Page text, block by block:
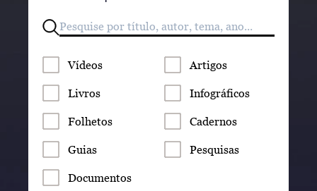
Vídeos Artigos
Livros Infográficos
Folhetos Cadernos
Guias Pesquisas
Documentos